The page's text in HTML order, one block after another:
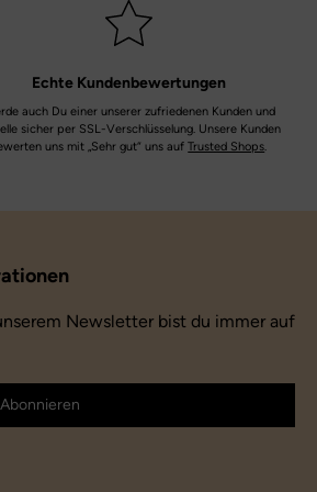
grün | grau
magnolia leaf
Echte Kundenbewertungen
auch Du einer unserer zufriedenen Kunden und
sicher per SSL-Verschlüsselung. Unsere Kunden
uns mit „Sehr gut“ uns aufTrusted Shops
Newsletter bist du immer auf
Abonnieren